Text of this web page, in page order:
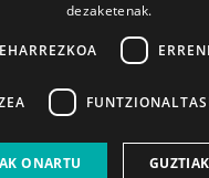
dezaketenak.
ONARTU